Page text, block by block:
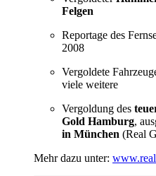
Felgen
Reportage des
2008
Vergoldete
viele weitere
Vergoldung des
Gold Hamburg,
in München (Real
Mehr dazu unter: